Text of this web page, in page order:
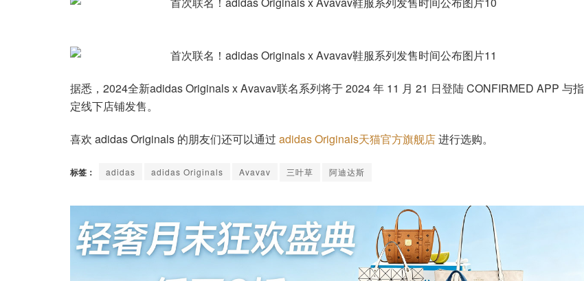
据悉，2024全新adidas Originals x Avavav联名系列将于 2024 年 11 月 21 日登陆 CONFIRMED APP 与指
定线下店铺发售。
喜欢 adidas Originals 的朋友们还可以通过 adidas Originals天猫官方旗舰店进行选购。
标签： adidas adidas Originals Avavav 三叶草 阿迪达斯